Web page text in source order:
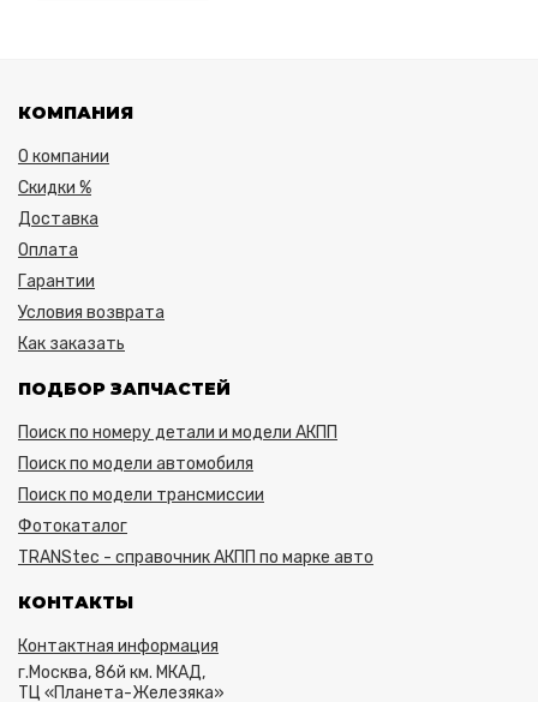
КОМПАНИЯ
О компании
Скидки %
Доставка
Оплата
Гарантии
Условия возврата
Как заказать
ПОДБОР ЗАПЧАСТЕЙ
Поиск по номеру детали и модели АКПП
Поиск по модели автомобиля
Поиск по модели трансмиссии
Фотокаталог
TRANStec - справочник АКПП по марке авто
КОНТАКТЫ
Контактная информация
г.Москва, 86й км. МКАД,
ТЦ «Планета-Железяка»